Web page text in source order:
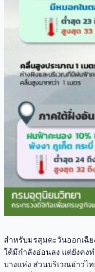
สำหรับมรสุมตะวันออกเฉี
ใต้มีกำลังอ่อนลง แต่ยังคง
บางแห่ง ส่วนบริเวณอ่าวไ